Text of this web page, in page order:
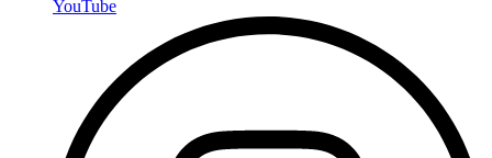
YouTube